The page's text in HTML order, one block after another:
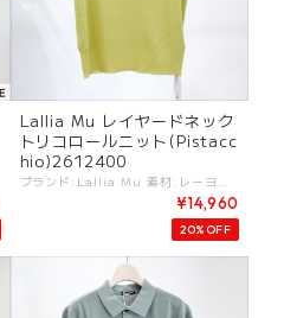
Lallia Mu レイヤードネック
トリコロールニット(Pistacc
hio)2612400
¥14,960
20%OFF